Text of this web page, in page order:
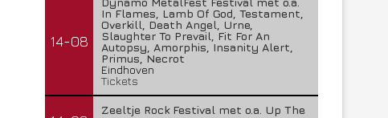
14-08
In Flames, Lamb Of God, Testament,
Overkill, Death Angel, Urne,
Slaughter To Prevail, Fit For An
Autopsy, Amorphis, Insanity Alert,
Primus, Necrot
Eindhoven
Tickets
Zeeltje Rock Festival met o.a. Up The